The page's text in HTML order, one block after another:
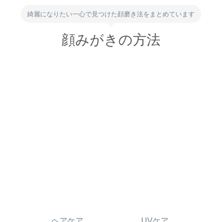
綺麗になりたい一心で見つけた顔磨き法をまとめています
顔みがきの方法